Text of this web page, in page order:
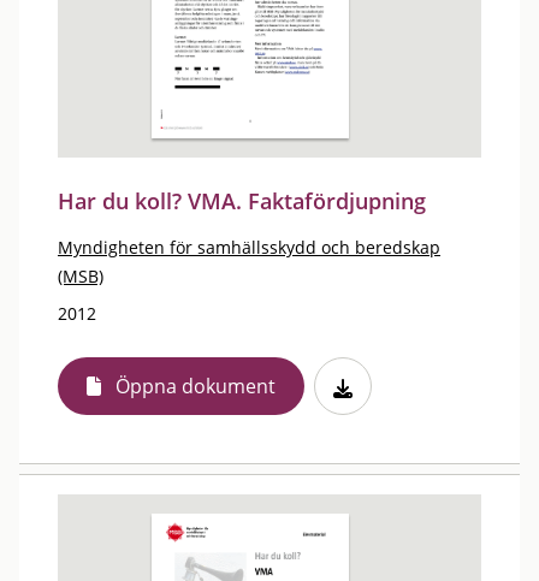
Har du koll? VMA. Faktafördjupning
Myndigheten för samhällsskydd och beredskap
(MSB)
2012
Öppna dokument